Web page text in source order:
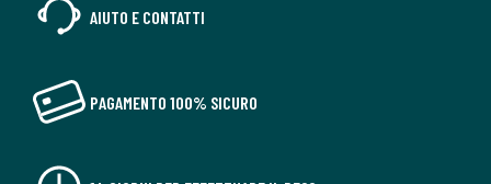
AIUTO E CONTATTI
PAGAMENTO 100% SICURO